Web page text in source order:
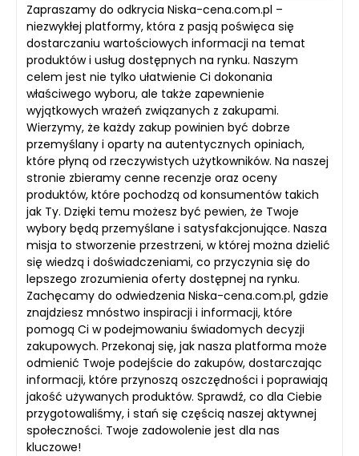
Zapraszamy do odkrycia Niska-cena.com.pl –
niezwykłej platformy, która z pasją poświęca się
dostarczaniu wartościowych informacji na temat
produktów i usług dostępnych na rynku. Naszym
celem jest nie tylko ułatwienie Ci dokonania
właściwego wyboru, ale także zapewnienie
wyjątkowych wrażeń związanych z zakupami.
Wierzymy, że każdy zakup powinien być dobrze
przemyślany i oparty na autentycznych opiniach,
które płyną od rzeczywistych użytkowników. Na naszej
stronie zbieramy cenne recenzje oraz oceny
produktów, które pochodzą od konsumentów takich
jak Ty. Dzięki temu możesz być pewien, że Twoje
wybory będą przemyślane i satysfakcjonujące. Nasza
misja to stworzenie przestrzeni, w której można dzielić
się wiedzą i doświadczeniami, co przyczynia się do
lepszego zrozumienia oferty dostępnej na rynku.
Zachęcamy do odwiedzenia Niska-cena.com.pl, gdzie
znajdziesz mnóstwo inspiracji i informacji, które
pomogą Ci w podejmowaniu świadomych decyzji
zakupowych. Przekonaj się, jak nasza platforma może
odmienić Twoje podejście do zakupów, dostarczając
informacji, które przynoszą oszczędności i poprawiają
jakość używanych produktów. Sprawdź, co dla Ciebie
przygotowaliśmy, i stań się częścią naszej aktywnej
społeczności. Twoje zadowolenie jest dla nas
kluczowe!